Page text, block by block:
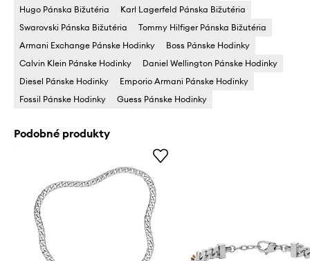
Hugo Pánska Bižutéria
Karl Lagerfeld Pánska Bižutéria
Swarovski Pánska Bižutéria
Tommy Hilfiger Pánska Bižutéria
Armani Exchange Pánske Hodinky
Boss Pánske Hodinky
Calvin Klein Pánske Hodinky
Daniel Wellington Pánske Hodinky
Diesel Pánske Hodinky
Emporio Armani Pánske Hodinky
Fossil Pánske Hodinky
Guess Pánske Hodinky
Podobné produkty